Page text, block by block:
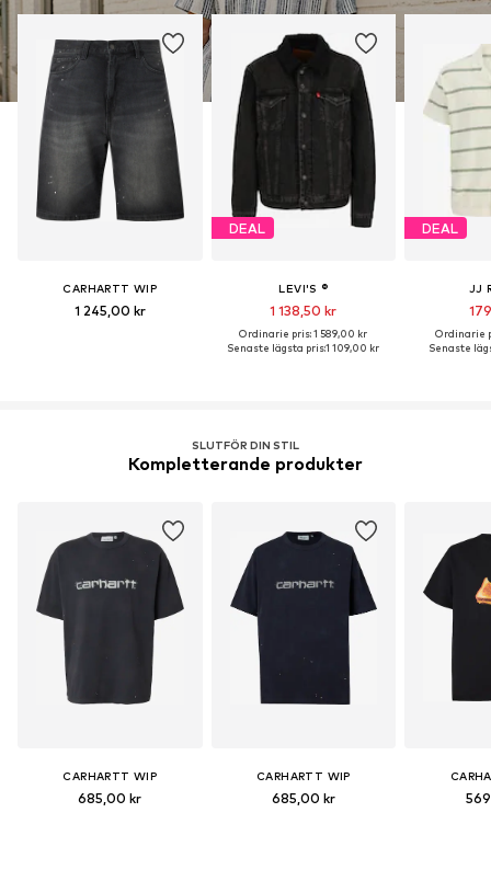
CARHARTT WIP
1 245,00 kr
DEAL
LEVI'S ®
1 138,50 kr
Ordinarie pris: 1 589,00 kr
Senaste lägsta pris:1 109,00 kr
DEAL
JJ
Ordinarie
Senaste
SLUTFÖR DIN STIL
Kompletterande produkter
CARHARTT WIP
685,00 kr
CARHARTT WIP
685,00 kr